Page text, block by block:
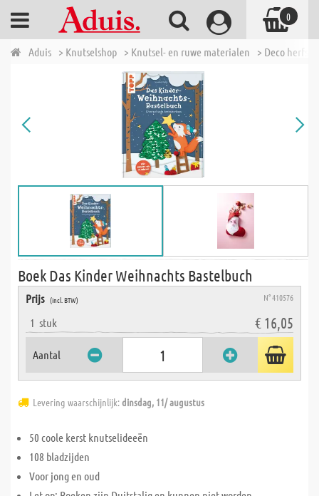
Aduis > Knutselshop > Knutsel- en ruwe materialen > Deco
Boek Das Kinder Weihnachts Bastelbuch
Prijs (incl. BTW) N° 410576
1 stuk € 16,05
Aantal
Levering waarschijnlijk:dinsdag, 11/ augustus
50 coole kerst knutselideeën
108 bladzijden
Voor jong en oud
0